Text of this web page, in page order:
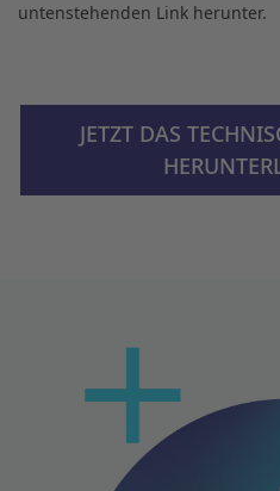
untenstehenden Link herunter.
JETZT DAS